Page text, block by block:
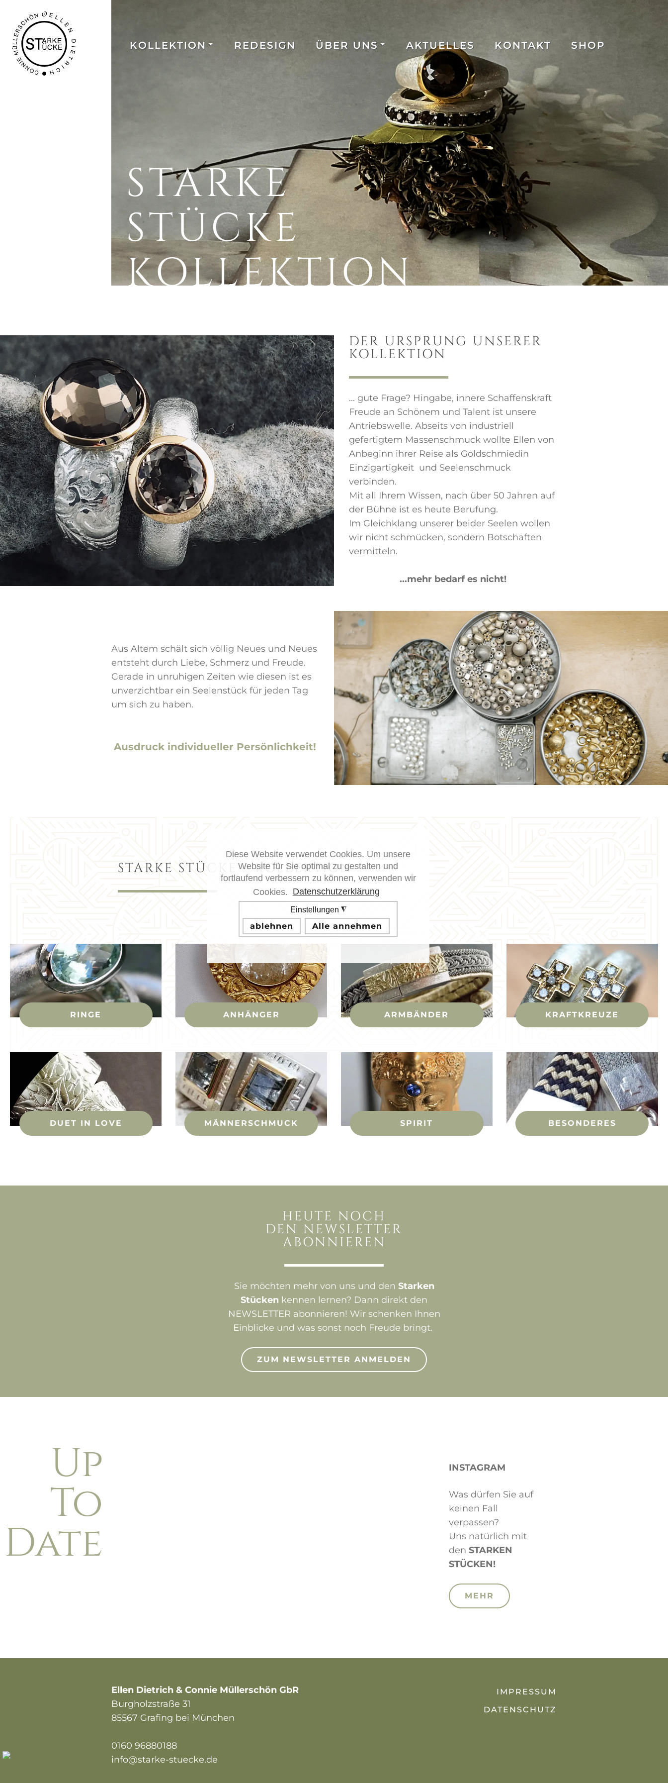
Diese Website verwendet Cookies. Um unsere
Website für Sie optimal zu gestalten und
fortlaufend verbessern zu können, verwenden wir
Cookies. Datenschutzerklärung
Einstellungen ◮
ablehnen Alle annehmen
KOLLEKTION REDESIGN ÜBER UNS AKTUELLES KONTAKT SHOP
STARKE
STÜCKE
KOLLEKTION
DER URSPRUNG UNSERER
KOLLEKTION
... gute Frage? Hingabe, innere Schaffenskraft
Freude an Schönem und Talent ist unsere
Antriebswelle. Abseits von industriell
gefertigtem Massenschmuck wollte Ellen von
Anbeginn ihrer Reise als Goldschmiedin
Einzigartigkeit und Seelenschmuck
verbinden.
Mit all Ihrem Wissen, nach über 50 Jahren auf
der Bühne ist es heute Berufung.
Im Gleichklang unserer beider Seelen wollen
wir nicht schmücken, sondern Botschaften
vermitteln.
...mehr bedarf es nicht!
Aus Altem schält sich völlig Neues und Neues
entsteht durch Liebe, Schmerz und Freude.
Gerade in unruhigen Zeiten wie diesen ist es
unverzichtbar ein Seelenstück für jeden Tag
um sich zu haben.
Ausdruck individueller Persönlichkeit!
STARKE STÜCKE – KOLLEKTION
RINGE ANHÄNGER ARMBÄNDER KRAFTKREUZE
DUET IN LOVE MÄNNERSCHMUCK SPIRIT BESONDERES
HEUTE NOCH
DEN NEWSLETTER
ABONNIEREN
Sie möchten mehr von uns und den Starken
Stücken kennen lernen? Dann direkt den
NEWSLETTER abonnieren! Wir schenken Ihnen
Einblicke und was sonst noch Freude bringt.
ZUM NEWSLETTER ANMELDEN
Up
To
Date
INSTAGRAM
Was dürfen Sie auf
keinen Fall
verpassen?
Uns natürlich mit
denSTARKEN
STÜCKEN!
MEHR
Ellen Dietrich & Connie Müllerschön GbR
Burgholzstraße 31
85567 Grafing bei München
0160 96880188
info@starke-stuecke.de
IMPRESSUM
DATENSCHUTZ